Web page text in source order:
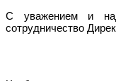
С уважением и
сотрудничество